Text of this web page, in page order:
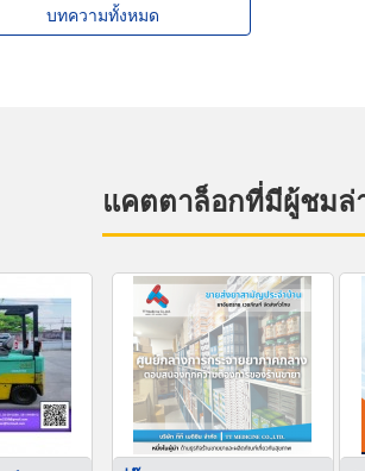
บทความทั้งหมด
แคตตาล็อกที่มีผู้ชมล่